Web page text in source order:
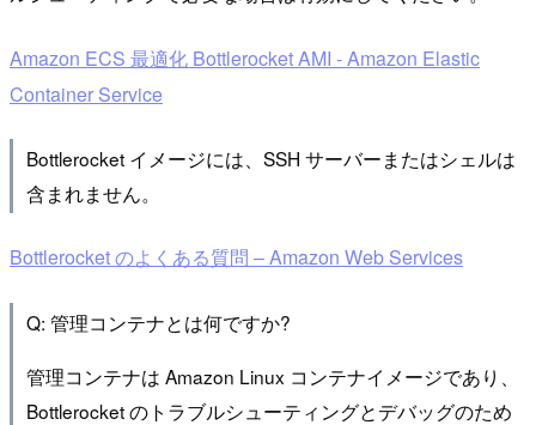
Amazon ECS 最適化 Bottlerocket AMI - Amazon Elastic
Container Service
Bottlerocket イメージには、SSH サーバーまたはシェルは
含まれません。
Bottlerocket のよくある質問 – Amazon Web Services
Q: 管理コンテナとは何ですか?
管理コンテナは Amazon Linux コンテナイメージであり、
Bottlerocket のトラブルシューティングとデバッグのため